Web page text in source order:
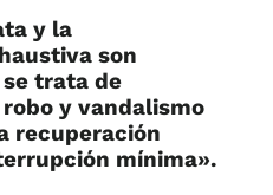
y la
son
trata de
y vandalismo
recuperación
mínima».